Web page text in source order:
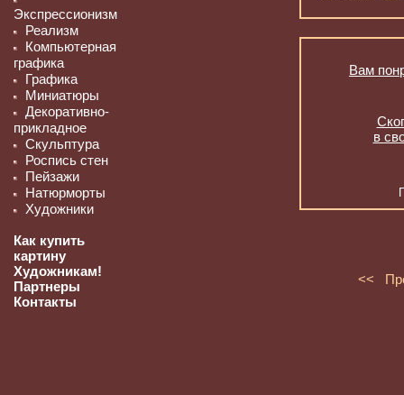
Экспрессионизм
Реализм
Компьютерная
графика
Графика
Миниатюры
Декоративно-
прикладное
Скульптура
Роспись стен
Пейзажи
Натюрморты
Художники
Как купить
картину
Художникам!
Партнеры
Контакты
Вам
в
<<